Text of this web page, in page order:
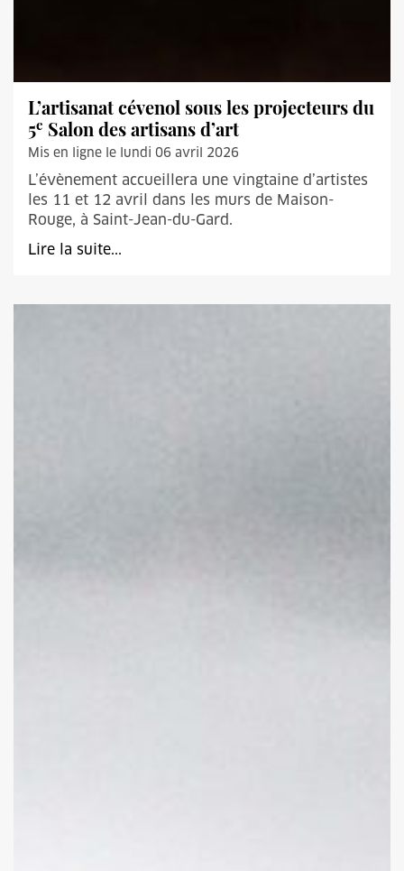
L’artisanat cévenol sous les projecteurs du
5e Salon des artisans d’art
Mis en ligne le lundi 06 avril 2026
L’évènement accueillera une vingtaine d’artistes
les 11 et 12 avril dans les murs de Maison-
Rouge, à Saint-Jean-du-Gard.
Lire la suite...